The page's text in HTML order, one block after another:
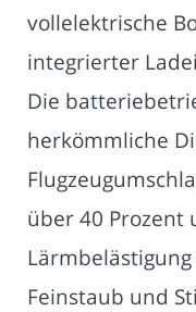
vollelektrische
integrierter
Die
herkömmliche
über 40 Prozent
Feinstaub und